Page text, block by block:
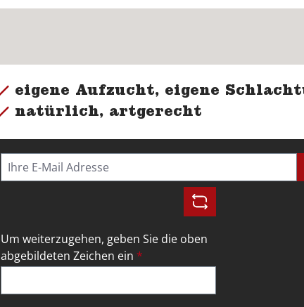
eigene Aufzucht, eigene
natürlich, artgerecht
Um weiterzugehen, geben Sie die oben
abgebildeten Zeichen ein *